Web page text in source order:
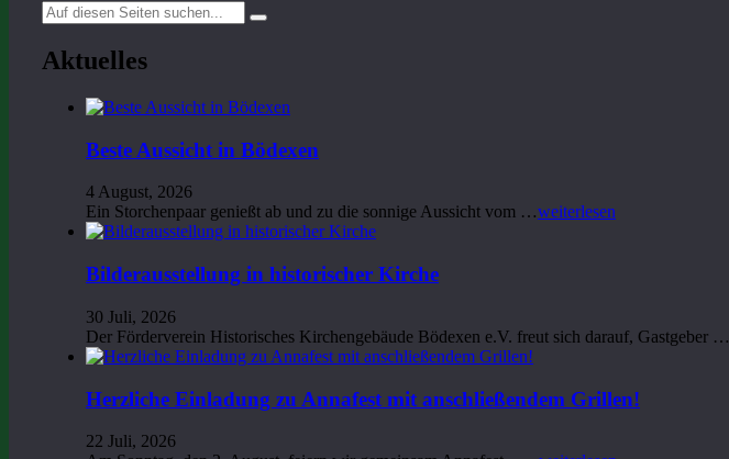
Suche
nach:
Aktuelles
Beste Aussicht in Bödexen
4 August, 2026
Ein Storchenpaar genießt ab und zu die sonnige Aussicht vom …weiterlesen
Bilderausstellung in historischer Kirche
30 Juli, 2026
Der Förderverein Historisches Kirchengebäude Bödexen e.V. freut sich darauf, Gastgeber …
Herzliche Einladung zu Annafest mit anschließendem Grillen!
22 Juli, 2026